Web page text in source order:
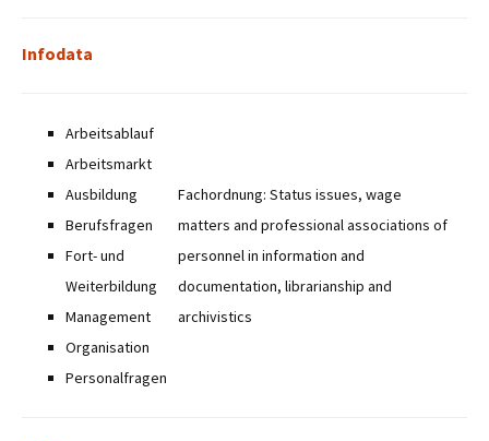
Infodata
Arbeitsablauf
Arbeitsmarkt
Ausbildung
Berufsfragen
Fort- und
Weiterbildung
Management
Organisation
Personalfragen
Fachordnung: Status issues, wage
matters and professional associations of
personnel in information and
documentation, librarianship and
archivistics